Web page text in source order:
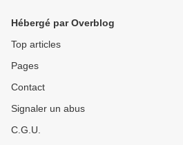
Hébergé par Overblog
Top articles
Pages
Contact
Signaler un abus
C.G.U.